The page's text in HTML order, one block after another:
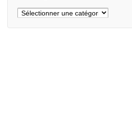
Catégories